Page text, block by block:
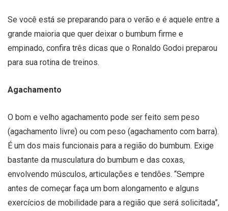
Se você está se preparando para o verão e é aquele entre a
grande maioria que quer deixar o bumbum firme e
empinado, confira três dicas que o Ronaldo Godoi preparou
para sua rotina de treinos.
Agachamento
O bom e velho agachamento pode ser feito sem peso
(agachamento livre) ou com peso (agachamento com barra).
É um dos mais funcionais para a região do bumbum. Exige
bastante da musculatura do bumbum e das coxas,
envolvendo músculos, articulações e tendões. “Sempre
antes de começar faça um bom alongamento e alguns
exercícios de mobilidade para a região que será solicitada”,